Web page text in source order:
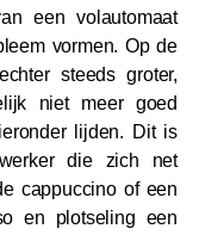
een volautomaat
vormen. Op de
steeds groter,
niet meer goed
lijden. Dit is
die zich net
cappuccino of een
en plotseling een